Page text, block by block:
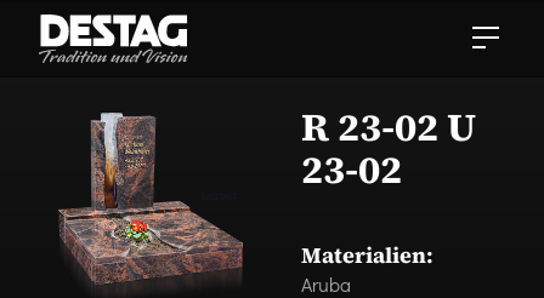
R 23-02 U
23-02
Materialien:
Aruba